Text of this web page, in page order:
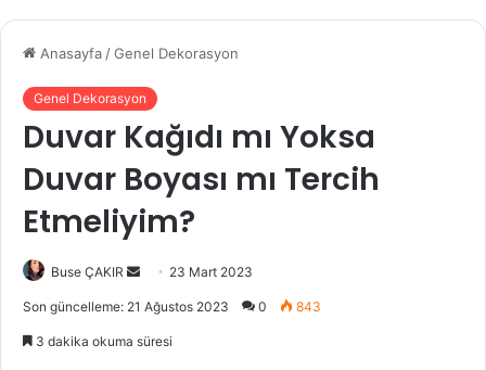
Anasayfa /Genel Dekorasyon
Genel Dekorasyon
Duvar Kağıdı mı Yoksa
Duvar Boyası mı Tercih
Etmeliyim?
Buse ÇAKIR
e
23 Mart 2023
Son güncelleme: 21 Ağustos 2023 0 843
3 dakika okuma süresi